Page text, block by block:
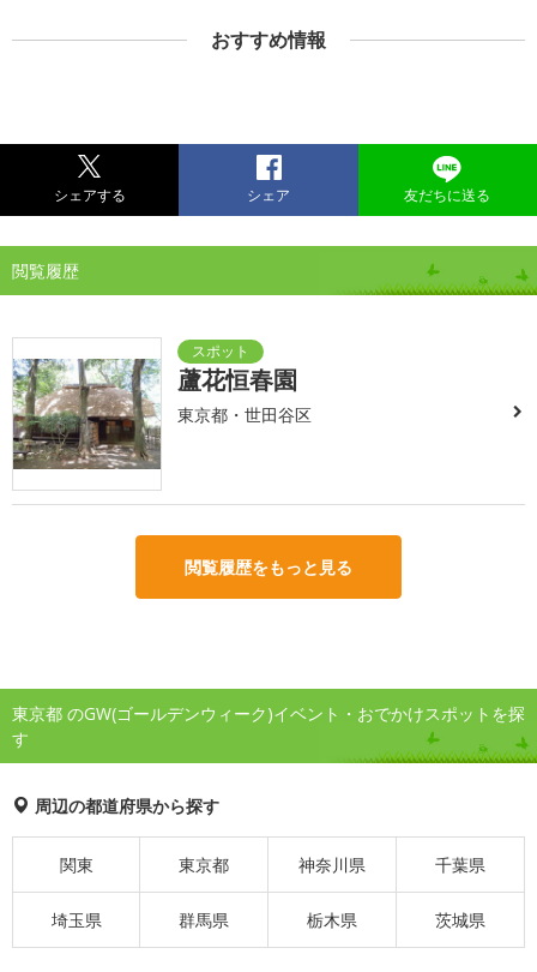
おすすめ情報
シェアする シェア 友だちに送る
閲覧履歴
蘆花恒春園
東京都・世田谷区
閲覧履歴をもっと見る
東京都 のGW(ゴールデンウィーク)イベント・おでかけスポットを探
す
周辺の都道府県から探す
関東 東京都 神奈川県 千葉県
埼玉県 群馬県 栃木県 茨城県